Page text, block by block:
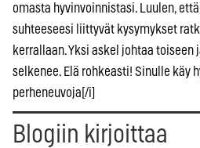
omasta hyvinvoinnistasi. Luulen,
suhteeseesi liittyvät kysymykset
kerrallaan. Yksi askel johtaa
selkenee. Elä rohkeasti! Sinulle käy
perheneuvoja[/i]
Blogiin kirjoittaa